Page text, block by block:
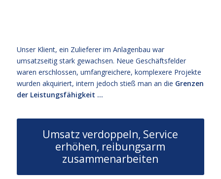
Unser Klient, ein Zulieferer im Anlagenbau war
umsatzseitig stark gewachsen. Neue Geschäftsfelder
waren erschlossen, umfangreichere, komplexere Projekte
wurden akquiriert, intern jedoch stieß man an die Grenzen
der Leistungsfähigkeit …
Umsatz verdoppeln, Service
erhöhen, reibungsarm
zusammenarbeiten